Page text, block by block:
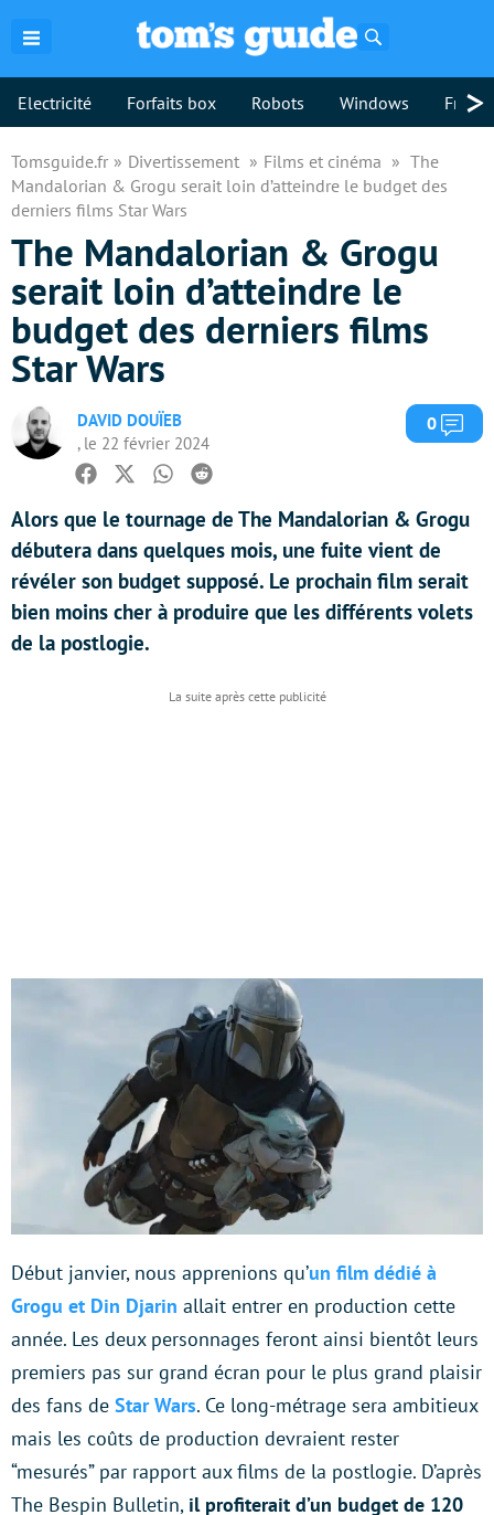
Electricité Forfaits box Robots Windows >
Tomsguide.fr Divertissement Films et cinéma
The
Mandalorian & Grogu serait loin d’atteindre le budget des
derniers films Star Wars
The Mandalorian & Grogu
serait loin d’atteindre le
budget des derniers films
Star Wars
DAVID DOUÏEB
, le 22 février 2024
0
Facebook
TwitterWhatsapp
Reddit
Alors que le tournage de The Mandalorian & Grogu
débutera dans quelques mois, une fuite vient de
révéler son budget supposé. Le prochain film serait
bien moins cher à produire que les différents volets
de la postlogie.
Début janvier, nous apprenions qu’un film dédié à
Grogu et Din Djarin allait entrer en production cette
année. Les deux personnages feront ainsi bientôt leurs
premiers pas sur grand écran pour le plus grand plaisir
des fans de Star Wars. Ce long-métrage sera ambitieux
mais les coûts de production devraient rester
“mesurés” par rapport aux films de la postlogie. D’après
The Bespin Bulletin, il profiterait d’un budget de 120